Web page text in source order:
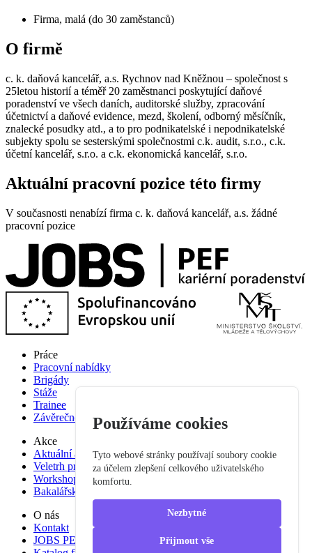
Firma, malá (do 30 zaměstanců)
O firmě
c. k. daňová kancelář, a.s. Rychnov nad Kněžnou – společnost s
25letou historií a téměř 20 zaměstnanci poskytující daňové
poradenství ve všech daních, auditorské služby, zpracování
účetnictví a daňové evidence, mezd, školení, odborný měsíčník,
znalecké posudky atd., a to pro podnikatelské i nepodnikatelské
subjekty spolu se sesterskými společnostmi c.k. audit, s.r.o., c.k.
účetní kancelář, s.r.o. a c.k. ekonomická kancelář, s.r.o.
Aktuální pracovní pozice této firmy
V současnosti nenabízí firma c. k. daňová kancelář, a.s. žádné
pracovní pozice
Práce
Pracovní nabídky
Brigády
Stáže
Trainee
Závěrečné práce
Akce
Aktuální akce
Veletrh pracovních příležitostí
Workshop studium pro praxi
Bakalářská praxe
O nás
Kontakt
JOBS PEF
Používáme cookies
Tyto webové stránky používají soubory cookie
za účelem zlepšení celkového uživatelského
komfortu.
Nezbytné
Přijmout vše